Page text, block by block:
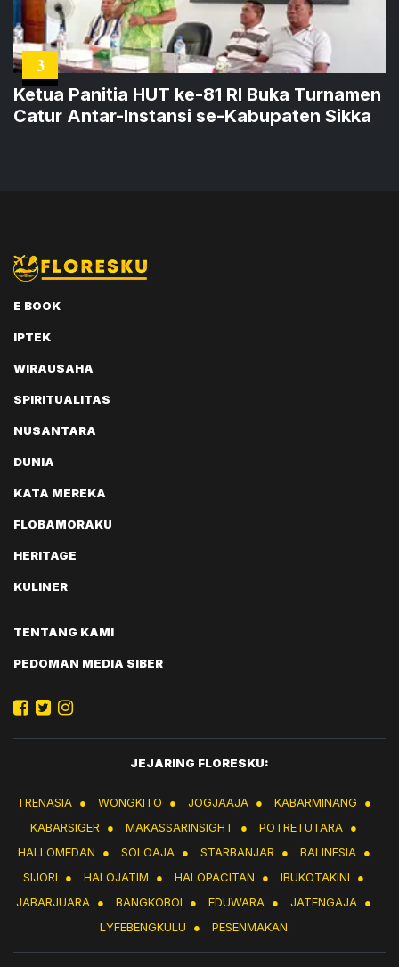
3
Ketua Panitia HUT ke-81 RI Buka Turnamen
Catur Antar-Instansi se-Kabupaten Sikka
E BOOK
IPTEK
WIRAUSAHA
SPIRITUALITAS
NUSANTARA
DUNIA
KATA MEREKA
FLOBAMORAKU
HERITAGE
KULINER
TENTANG KAMI
PEDOMAN MEDIA SIBER
JEJARING FLORESKU:
TRENASIA ● WONGKITO ● JOGJAAJA ● KABARMINANG
●
KABARSIGER ● MAKASSARINSIGHT ● POTRETUTARA ●
HALLOMEDAN
● SOLOAJA ● STARBANJAR ● BALINESIA ●
SIJORI
● HALOJATIM ● HALOPACITAN ● IBUKOTAKINI
●
JABARJUARA ● BANGKOBOI ● EDUWARA ● JATENGAJA ●
LYFEBENGKULU
● PESENMAKAN